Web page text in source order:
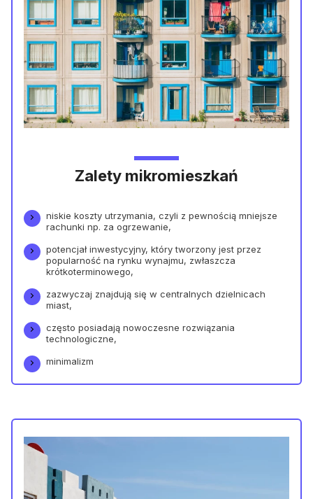
Zalety mikromieszkań
niskie koszty utrzymania, czyli z pewnością mniejsze
rachunki np. za ogrzewanie,
potencjał inwestycyjny, który tworzony jest przez
popularność na rynku wynajmu, zwłaszcza
krótkoterminowego,
zazwyczaj znajdują się w centralnych dzielnicach
miast,
często posiadają nowoczesne rozwiązania
technologiczne,
minimalizm